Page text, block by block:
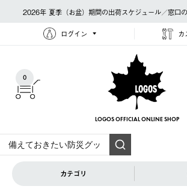
2026年 夏季（お盆）期間の出荷スケジュール／窓口
ログイン カ
0
LOGOS OFFICIAL ONLINE SHOP
カテゴリ